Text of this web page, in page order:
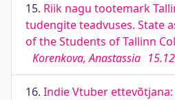
15. Riik nagu tootemark
tudengite teadvuses. State
of the Students of Tallinn
Korenkova, Anastassia
16. Indie Vtuber